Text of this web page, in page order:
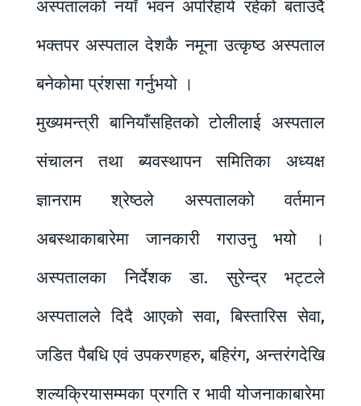
अस्पतालको नयाँ भवन अपरिहार्य रहेको बताउदै
भक्तपर अस्पताल देशकै नमूना उत्कृष्ठ अस्पताल
बनेकोमा प्रंशसा गर्नुभयो ।
मुख्यमन्त्री बानियाँसहितको टोलीलाई अस्पताल
संचालन तथा ब्यवस्थापन समितिका अध्यक्ष
ज्ञानराम श्रेष्ठले अस्पतालको वर्तमान
अबस्थाकाबारेमा जानकारी गराउनु भयो ।
अस्पतालका निर्देशक डा. सुरेन्द्र भट्टले
अस्पतालले दिदै आएको सवा, बिस्तारिस सेवा,
जडित पैबधि एवं उपकरणहरु, बहिरंग, अन्तरंगदेखि
शल्यक्रियासम्मका प्रगति र भावी योजनाकाबारेमा